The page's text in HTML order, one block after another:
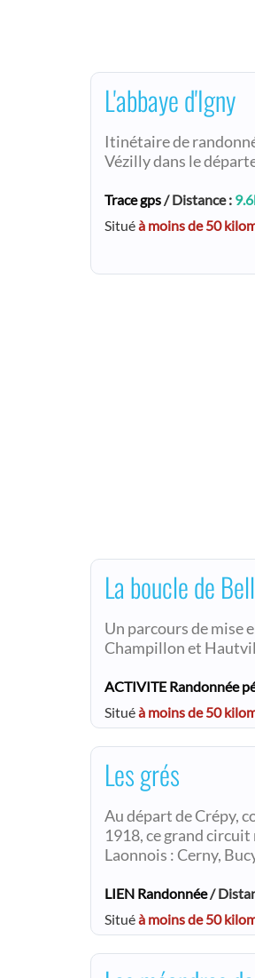
L'abbaye d'Igny
Itinétaire de
Vézilly dans le
Trace gps/ Distance :
Situéà moins de 50
La boucle de
Un parcours de mise
Champillon et
ACTIVITE Randonnée
Situéà moins de 50
Les grés
Au départ de Crépy,
1918, ce grand
Laonnois : Cerny,
LIEN Randonnée/
Situéà moins de 50